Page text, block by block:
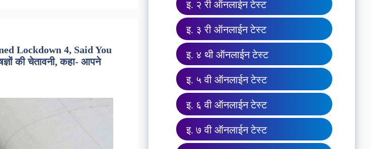
Lockdown 4, Said You
की चेतावनी, कहा- आपने
इ. २ री ऑनलाईन टेस्ट
इ. ३ री ऑनलाईन टेस्ट
इ. ४ थी ऑनलाईन टेस्ट
इ. ५ वी ऑनलाईन टेस्ट
इ. ६ वी ऑनलाईन टेस्ट
इ. ७ वी ऑनलाईन टेस्ट